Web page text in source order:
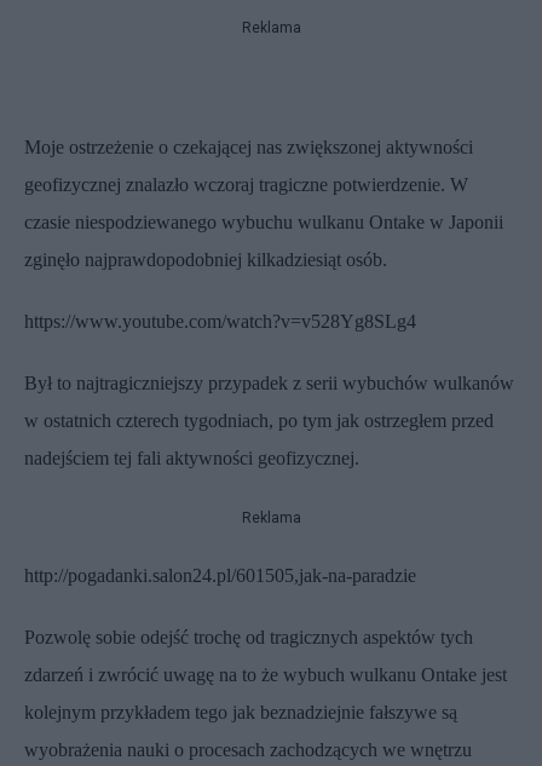
Reklama
Moje ostrzeżenie o czekającej nas zwiększonej aktywności
geofizycznej znalazło wczoraj tragiczne potwierdzenie. W
czasie niespodziewanego wybuchu wulkanu Ontake w Japonii
zginęło najprawdopodobniej kilkadziesiąt osób.
https://www.youtube.com/watch?v=v528Yg8SLg4
Był to najtragiczniejszy przypadek z serii wybuchów wulkanów
w ostatnich czterech tygodniach, po tym jak ostrzegłem przed
nadejściem tej fali aktywności geofizycznej.
Reklama
http://pogadanki.salon24.pl/601505,jak-na-paradzie
Pozwolę sobie odejść trochę od tragicznych aspektów tych
zdarzeń i zwrócić uwagę na to że wybuch wulkanu Ontake jest
kolejnym przykładem tego jak beznadziejnie fałszywe są
wyobrażenia nauki o procesach zachodzących we wnętrzu